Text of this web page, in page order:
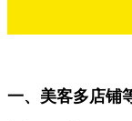
一、美客多店铺